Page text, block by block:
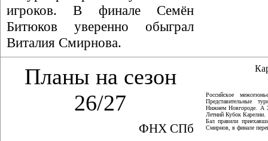
игроков. В финале Семён
Битюков уверенно обыграл
Виталия Смирнова.
Планы на сезон
26/27
ФНХ СПб
Российское
Представительные
Нижнем Новгороде. А
Летний Кубок Карелии.
Бал правили
Смирнов, в финале